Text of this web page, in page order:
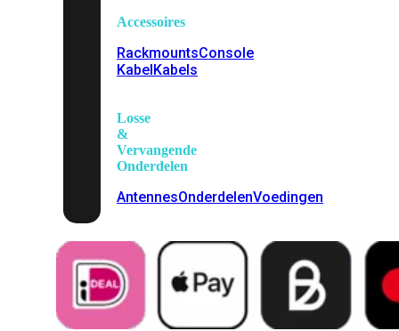
Accessoires
RackmountsConsole
KabelKabels
Losse
&
Vervangende
Onderdelen
AntennesOnderdelenVoedingen